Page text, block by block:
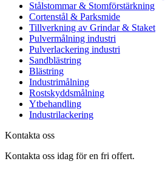
Stålstommar & Stomförstärkning
Cortenstål & Parksmide
Tillverkning av Grindar & Staket
Pulvermålning industri
Pulverlackering industri
Sandblästring
Blästring
Industrimålning
Rostskyddsmålning
Ytbehandling
Industrilackering
Kontakta oss
Kontakta oss idag för en fri offert.